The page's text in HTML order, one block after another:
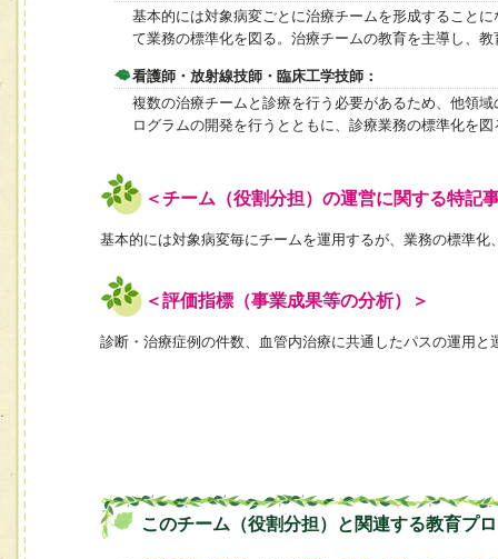
基本的には対象病変ごとに治療チームを形成すること
て業務の標準化を図る。治療チームの教育を主導し、
看護師・放射線技師・臨床工学技師：
複数の治療チームと診療を行う必要があるため、他領
ログラムの開発を行うとともに、診療業務の標準化を図
＜チーム（役割分担）の運営に関する特記
基本的には対象病変毎にチームを運用するが、業務の標準
＜評価指標（事業成果等の分析）＞
診断・治療症例の件数、血管内治療に共通したパスの運用と
このチーム（役割分担）と関連する教育プ